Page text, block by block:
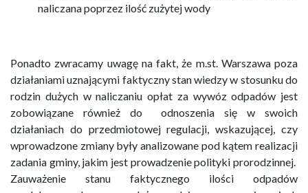
naliczana poprzez ilość zużytej wody
Ponadto zwracamy uwagę na fakt, że m.st. Warszawa poza
działaniami uznającymi faktyczny stan wiedzy w stosunku do
rodzin dużych w naliczaniu opłat za wywóz odpadów jest
zobowiązane również do odnoszenia się w swoich
działaniach do przedmiotowej regulacji, wskazującej, czy
wprowadzone zmiany były analizowane pod kątem realizacji
zadania gminy, jakim jest prowadzenie polityki prorodzinnej.
Zauważenie stanu faktycznego ilości odpadów